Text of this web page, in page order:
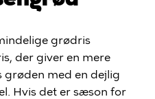
grødris
der giver en mere
med en dejlig
Hvis det er sæson for